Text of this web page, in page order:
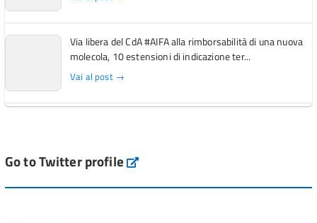
Via libera del CdA #AIFA alla rimborsabilità di una nuova
molecola, 10 estensioni di indicazione ter...
Vai al post →
Vai al post →
Go to Twitter profile aifa_ufficiale